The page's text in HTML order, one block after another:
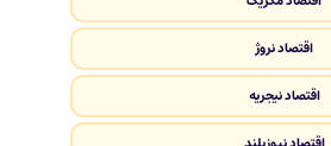
اقتصاد نروژ
اقتصاد نیجریه